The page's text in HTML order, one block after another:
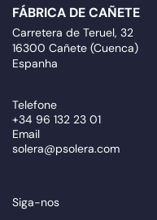
FÁBRICA DE CAÑETE
Carretera de Teruel, 32
16300 Cañete (Cuenca)
Espanha
Telefone
+34 96 132 23 01
Email
solera@psolera.com
Siga-nos